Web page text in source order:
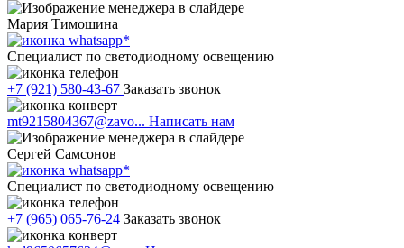
Мария Тимошина
Cпециалист по светодиодному освещению
+7 (921) 580-43-67 Заказать звонок
mt9215804367@zavo... Написать нам
Сергей Самсонов
Cпециалист по светодиодному освещению
+7 (965) 065-76-24 Заказать звонок